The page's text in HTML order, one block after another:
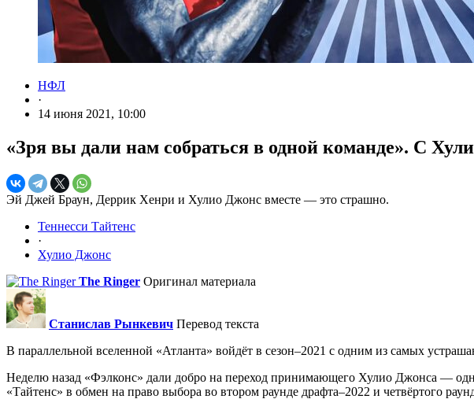
НФЛ
·
14 июня 2021, 10:00
«Зря вы дали нам собраться в одной команде». С
Эй Джей Браун, Деррик Хенри и Хулио Джонс вместе — это страшно.
Теннесси Тайтенс
·
Хулио Джонс
The Ringer Оригинал материала
Станислав Рынкевич Перевод текста
В параллельной вселенной «Атланта» войдёт в сезон–2021 с одним из самых
Неделю назад «Фэлконс» дали добро на переход принимающего Хулио Джонса —
«Тайтенс» в обмен на право выбора во втором раунде драфта–2022 и четвёртого